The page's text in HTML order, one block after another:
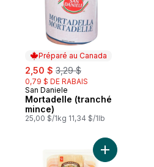
Préparé au Canada
sale:
2,50 $ , formerly:
3,29 $
0,79 $ DE RABAIS
Préparé au Canada
San Daniele
Mortadelle (tranché
mince)
25,00 $/1kg 11,34 $/1lb